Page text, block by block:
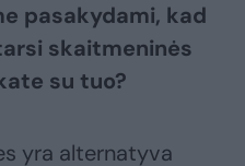
pasakydami, kad
skaitmeninės
su tuo?
yra alternatyva